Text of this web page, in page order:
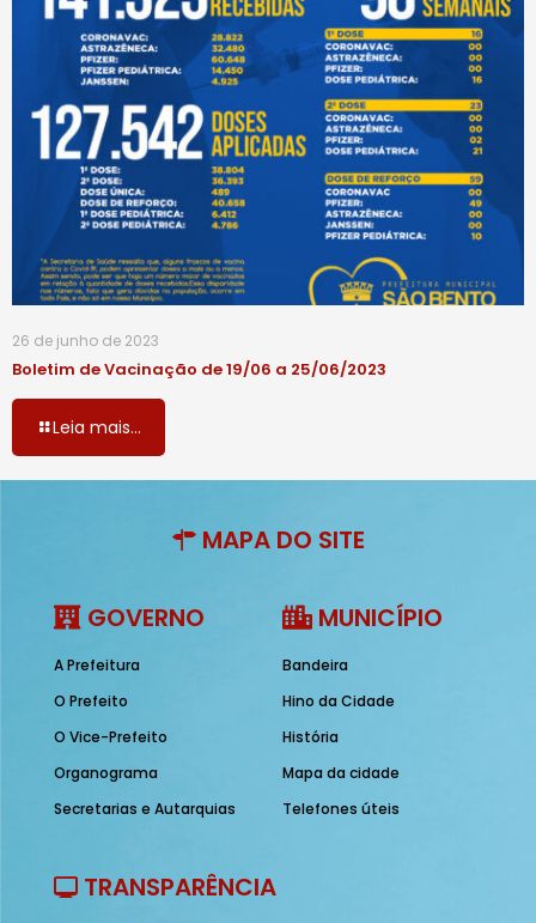
26 de junho de 2023
Boletim de Vacinação de 19/06 a 25/06/2023
Leia mais...
MAPA DO SITE
GOVERNO
A Prefeitura
O Prefeito
O Vice-Prefeito
Organograma
Secretarias e Autarquias
MUNICÍPIO
Bandeira
Hino da Cidade
História
Mapa da cidade
Telefones úteis
TRANSPARÊNCIA